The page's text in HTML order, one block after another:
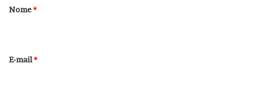
r
*
Nome*
E-mail*